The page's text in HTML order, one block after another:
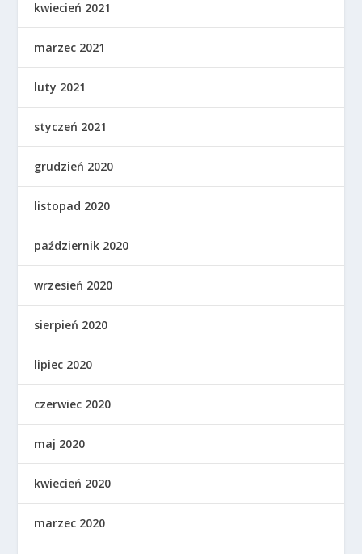
kwiecień 2021
marzec 2021
luty 2021
styczeń 2021
grudzień 2020
listopad 2020
październik 2020
wrzesień 2020
sierpień 2020
lipiec 2020
czerwiec 2020
maj 2020
kwiecień 2020
marzec 2020